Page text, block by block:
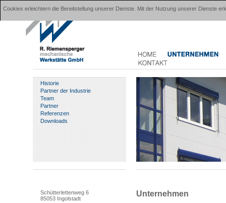
Historie
Partner der Industrie
Team
Partner
Referenzen
Downloads
Schütterlettenweg 6
85053 Ingolstadt
Unternehmen
Cookies erleichtern die Bereitstellung unserer Dienste. Mit der Nutzung unserer Dienste